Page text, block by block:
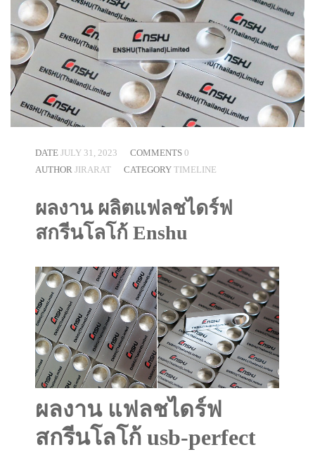
DATE JULY 31, 2023 COMMENTS 0
AUTHOR JIRARAT CATEGORY TIMELINE
ผลงาน ผลิตแฟลชไดร์ฟ
สกรีนโลโก้ Enshu
ผลงาน แฟลชไดร์ฟ
สกรีนโลโก้ usb-perfect